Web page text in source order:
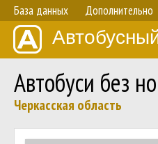
База данных Дополнительно
Автобуси без
Черкасская область